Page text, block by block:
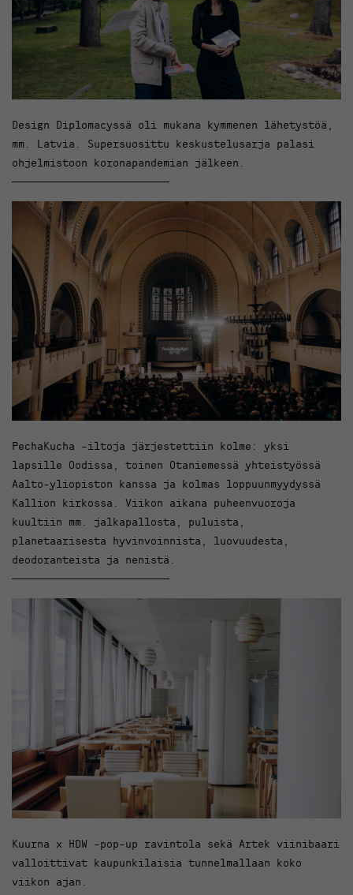
Design Diplomacyssä oli mukana kymmenen lähetystöä,
mm. Latvia. Supersuosittu keskustelusarja palasi
ohjelmistoon koronapandemian jälkeen.
PechaKucha -iltoja järjestettiin kolme: yksi
lapsille Oodissa, toinen Otaniemessä yhteistyössä
Aalto-yliopiston kanssa ja kolmas loppuunmyydyssä
Kallion kirkossa. Viikon aikana puheenvuoroja
kuultiin mm. jalkapallosta, puluista,
planetaarisesta hyvinvoinnista, luovuudesta,
deodoranteista ja nenistä.
Kuurna x HDW -pop-up ravintola sekä Artek viinibaari
valloittivat kaupunkilaisia tunnelmallaan koko
viikon ajan.